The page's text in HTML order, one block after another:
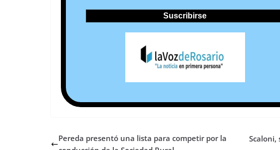
Pereda presentó una lista para competir por la